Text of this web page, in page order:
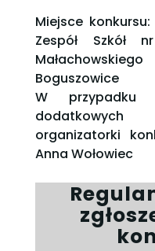
Miejsce konkursu:
Zespół
Boguszowice
W przypadku
dodatkowych
organizatorki
Anna Wołowiec